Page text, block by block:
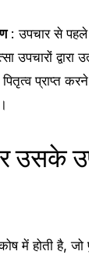
: उपचार से
उपचारों द्वारा
प्राप्त करने
में होती है,